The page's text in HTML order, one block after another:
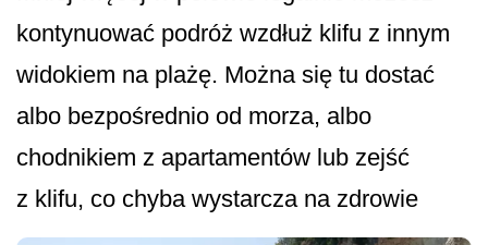
kontynuować podróż wzdłuż klifu z innym
widokiem na plażę. Można się tu dostać
albo bezpośrednio od morza, albo
chodnikiem z apartamentów lub zejść
z klifu, co chyba wystarcza na zdrowie